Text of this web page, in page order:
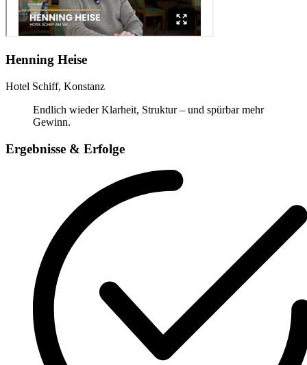
Henning Heise
Hotel Schiff, Konstanz
Endlich wieder Klarheit, Struktur – und spürbar mehr
Gewinn.
Ergebnisse & Erfolge